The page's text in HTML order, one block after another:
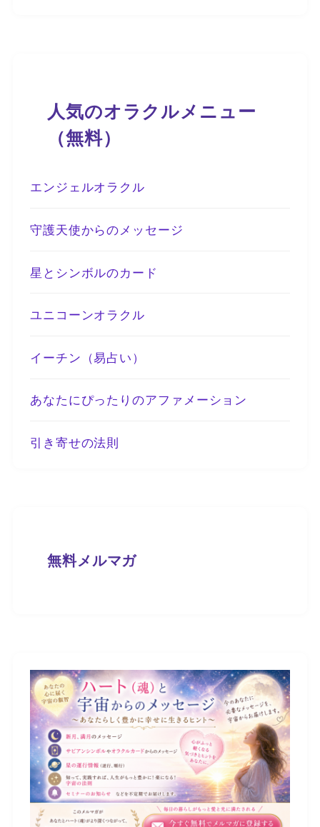
人気のオラクルメニュー
（無料）
エンジェルオラクル
守護天使からのメッセージ
星とシンボルのカード
ユニコーンオラクル
イーチン（易占い）
あなたにぴったりのアファメーション
引き寄せの法則
無料メルマガ